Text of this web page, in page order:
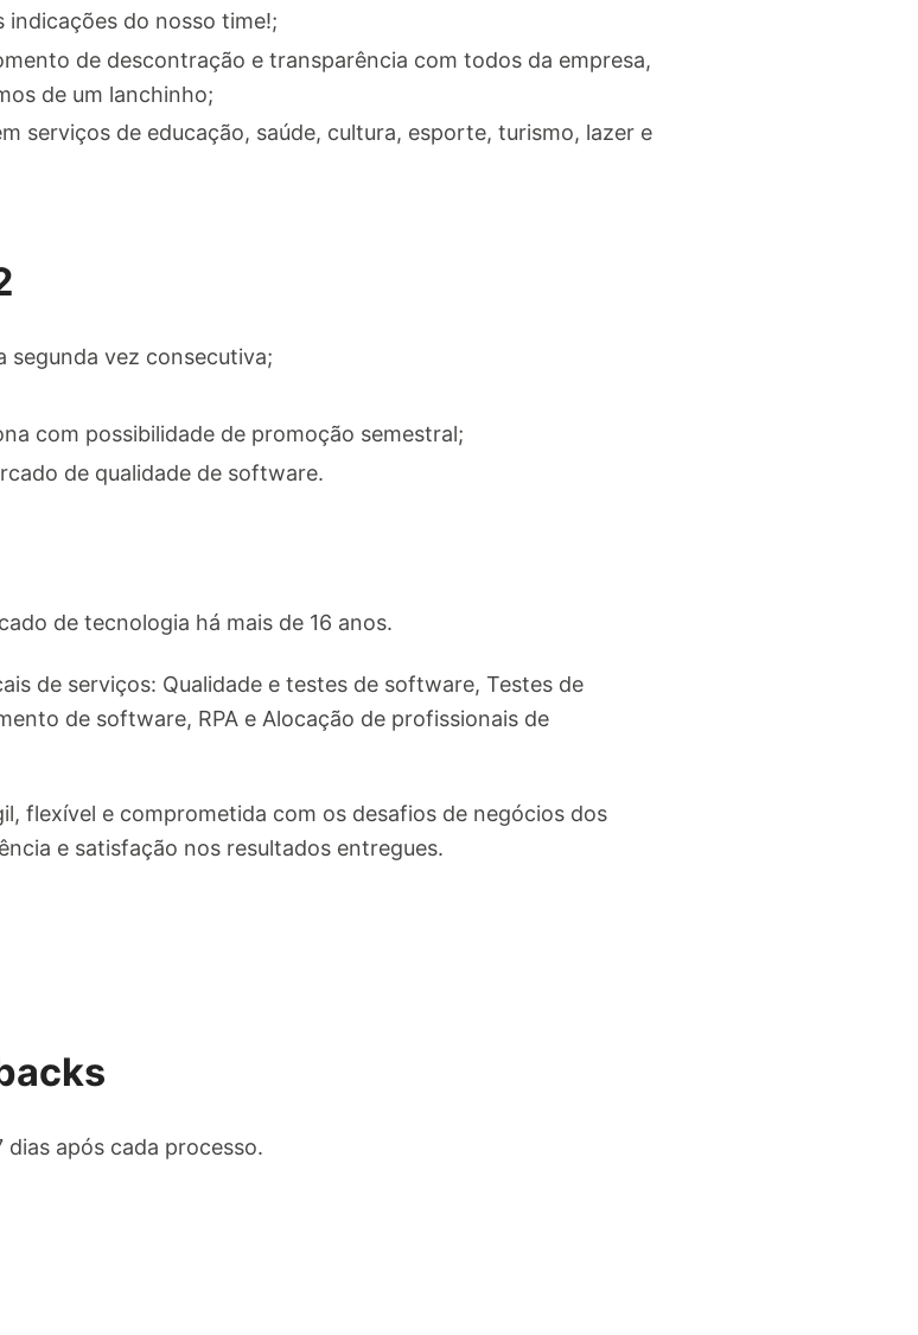
indicações do nosso time!;
de descontração e transparência com todos da empresa,
de um lanchinho;
serviços de educação, saúde, cultura, esporte, turismo, lazer e
segunda vez consecutiva;
com possibilidade de promoção semestral;
de qualidade de software.
de tecnologia há mais de 16 anos.
de serviços: Qualidade e testes de software, Testes de
de software, RPA e Alocação de profissionais de
flexível e comprometida com os desafios de negócios dos
e satisfação nos resultados entregues.
após cada processo.